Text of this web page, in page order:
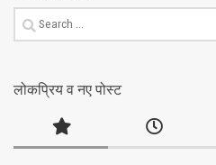
Search
for:
लोकप्रिय व नए पोस्ट